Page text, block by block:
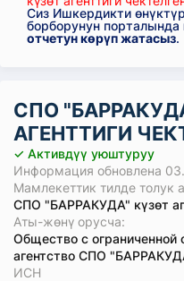
Сиз Ишкердикти
борборунун порталында
отчетун көрүп жатасыз.
СПО
АГЕНТТИГИ
✓ Активдүү уюштуруу
Информация обновлена
Мамлекеттик тилде толук
СПО "БАРРАКУДА" күзɵт
Аты-жөнү орусча:
Общество с ограниченной
агентство СПО
ИСН